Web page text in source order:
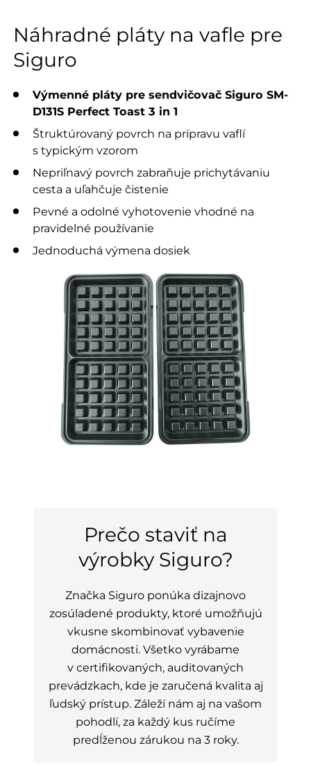
Náhradné pláty na vafle pre
Siguro
Výmenné pláty pre sendvičovač Siguro SM-
D131S Perfect Toast 3 in 1
Štruktúrovaný povrch na prípravu vaflí
s typickým vzorom
Nepriľnavý povrch zabraňuje prichytávaniu
cesta a uľahčuje čistenie
Pevné a odolné vyhotovenie vhodné na
pravidelné používanie
Jednoduchá výmena dosiek
Prečo staviť na
výrobky Siguro?
Značka Siguro ponúka dizajnovo
zosúladené produkty, ktoré umožňujú
vkusne skombinovať vybavenie
domácnosti. Všetko vyrábame
v certifikovaných, auditovaných
prevádzkach, kde je zaručená kvalita aj
ľudský prístup. Záleží nám aj na vašom
pohodlí, za každý kus ručíme
predĺženou zárukou na 3 roky.